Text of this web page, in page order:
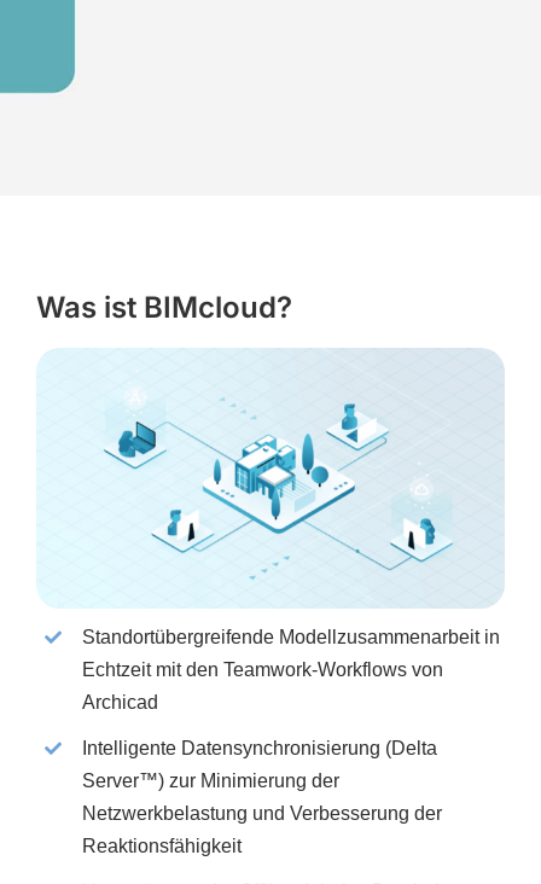
Was ist BIMcloud?
Standortübergreifende Modellzusammenarbeit in
Echtzeit mit den Teamwork-Workflows von
Archicad
Intelligente Datensynchronisierung (Delta
Server™) zur Minimierung der
Netzwerkbelastung und Verbesserung der
Reaktionsfähigkeit